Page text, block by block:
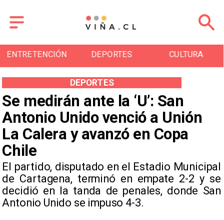
ENTRETENCIÓN DEPORTES CULTURA
Se medirán ante la ‘U’: San
Antonio Unido venció a Unión
La Calera y avanzó en Copa
Chile
​El partido, disputado en el Estadio Municipal
de Cartagena, terminó en empate 2-2 y se
decidió en la tanda de penales, donde San
Antonio Unido se impuso 4-3.
DEPORTES